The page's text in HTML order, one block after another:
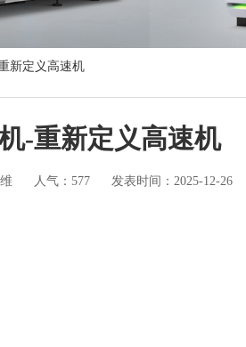
新定义高速机
-重新定义高速机
人气：577 发表时间：2025-12-26